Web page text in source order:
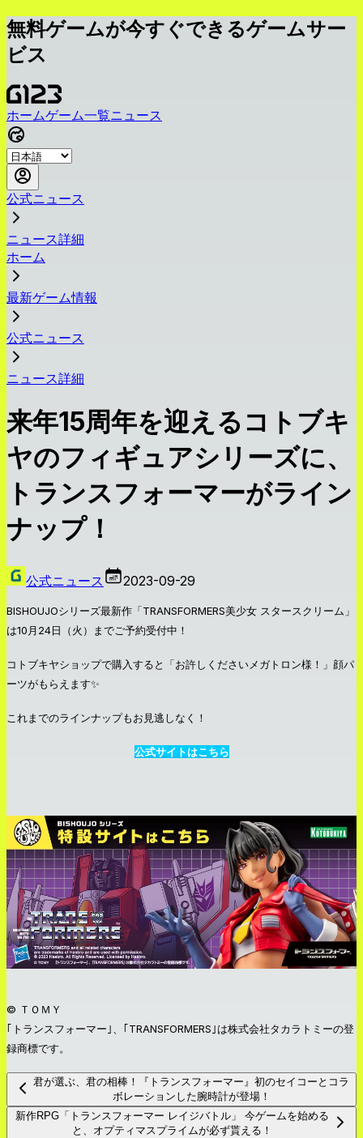
無料ゲームが今すぐできるゲームサー
ビス
ホームゲーム一覧ニュース
公式ニュース
ニュース詳細
ホーム
最新ゲーム情報
公式ニュース
ニュース詳細
来年15周年を迎えるコトブキ
ヤのフィギュアシリーズに、
トランスフォーマーがライン
ナップ！
公式ニュース 2023-09-29
BISHOUJOシリーズ最新作「TRANSFORMERS美少女 スタースクリーム」
は10月24日（火）までご予約受付中！
コトブキヤショップで購入すると「お許しくださいメガトロン様！」顔パ
ーツがもらえます✨
これまでのラインナップもお見逃しなく！
公式サイトはこちら
© ＴＯＭＹ
｢トランスフォーマー｣、｢TRANSFORMERS｣は株式会社タカラトミーの登
録商標です。
君が選ぶ、君の相棒！『トランスフォーマー』初のセイコーとコラ
ボレーションした腕時計が登場！
新作RPG「トランスフォーマー レイジバトル」 今ゲームを始める
と、オプティマスプライムが必ず貰える！